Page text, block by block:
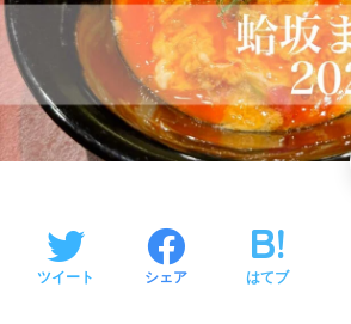
ツイート シェア はてブ